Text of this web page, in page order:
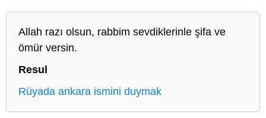
Allah razı olsun, rabbim sevdiklerinle şifa ve
ömür versin.
Resul
Rüyada ankara ismini duymak